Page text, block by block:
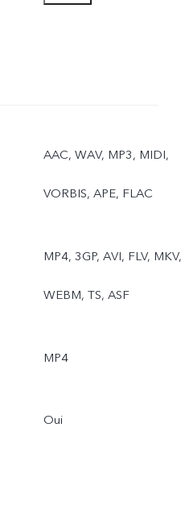
AAC, WAV, MP3, MIDI,
VORBIS, APE, FLAC
MP4, 3GP, AVI, FLV, MKV,
WEBM, TS, ASF
MP4
Oui